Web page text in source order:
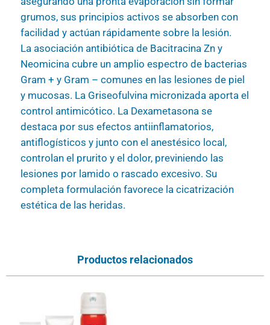
grumos, sus principios activos se absorben con
facilidad y actúan rápidamente sobre la lesión.
La asociación antibiótica de Bacitracina Zn y
Neomicina cubre un amplio espectro de bacterias
Gram + y Gram – comunes en las lesiones de piel
y mucosas. La Griseofulvina micronizada aporta el
control antimicótico. La Dexametasona se
destaca por sus efectos antiinflamatorios,
antiflogísticos y junto con el anestésico local,
controlan el prurito y el dolor, previniendo las
lesiones por lamido o rascado excesivo. Su
completa formulación favorece la cicatrización
estética de las heridas.
Productos relacionados